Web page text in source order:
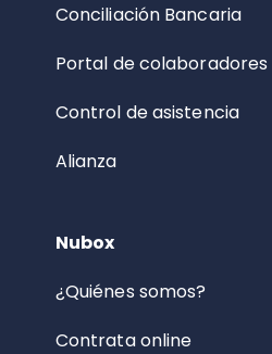
Conciliación Bancaria
Portal de colaboradores
Control de asistencia
Alianza
Nubox
¿Quiénes somos?
Contrata online